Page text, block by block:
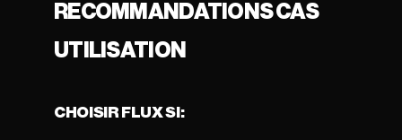
RECOMMANDATIONS CAS
UTILISATION
CHOISIR FLUX SI: